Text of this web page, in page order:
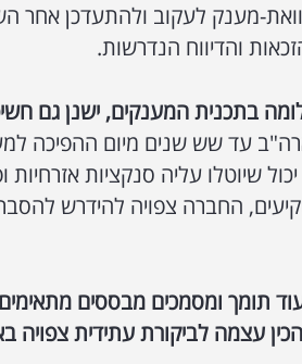
מענק לעקוב ולהתעדכן אחר
והדיווח הנדרשות.
בתכנית המענקים, ישנן גם
עד שש שנים מיום ההפיכה
שיוטלו עליה סנקציות
החברה צפויה להידרש
תומך ומסמכים מבססים
עצמה לביקורת עתידית צפויה